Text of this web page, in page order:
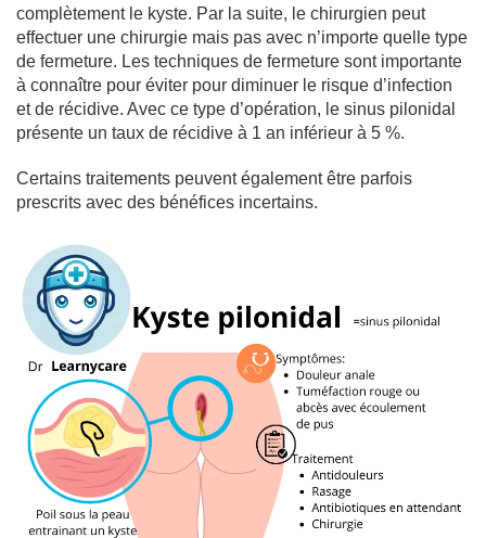
complètement le kyste. Par la suite, le chirurgien peut
effectuer une chirurgie mais pas avec n’importe quelle type
de fermeture. Les techniques de fermeture sont importante
à connaître pour éviter pour diminuer le risque d’infection
et de récidive. Avec ce type d’opération, le sinus pilonidal
présente un taux de récidive à 1 an inférieur à 5 %.
Certains traitements peuvent également être parfois
prescrits avec des bénéfices incertains.